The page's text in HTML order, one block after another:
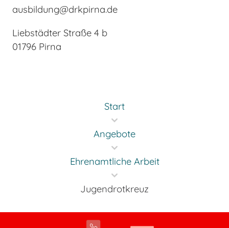
ausbildung@drkpirna.de
Liebstädter Straße 4 b
01796 Pirna
Start
Angebote
Ehrenamtliche Arbeit
Jugendrotkreuz